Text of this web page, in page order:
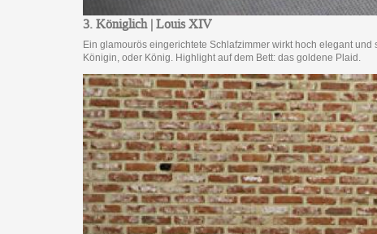
3. Königlich | Louis XIV
Ein glamourös eingerichtete Schlafzimmer wirkt hoch elegant
Königin, oder König. Highlight auf dem Bett: das goldene Plaid.